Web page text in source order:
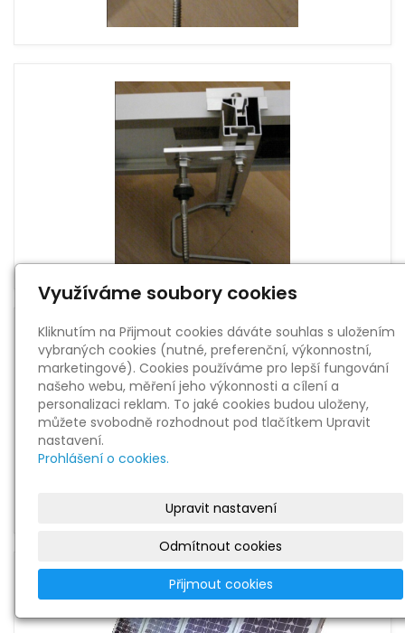
Využíváme soubory cookies
Kliknutím na Přijmout cookies dáváte souhlas s uložením
vybraných cookies (nutné, preferenční, výkonnostní,
marketingové). Cookies používáme pro lepší fungování
našeho webu, měření jeho výkonnosti a cílení a
personalizaci reklam. To jaké cookies budou uloženy,
můžete svobodně rozhodnout pod tlačítkem Upravit
nastavení.
Prohlášení o cookies.
Upravit nastavení
Odmítnout cookies
Přijmout cookies